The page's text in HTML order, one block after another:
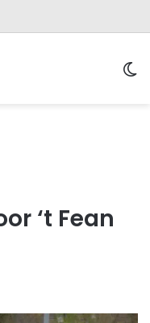
‘t Fean